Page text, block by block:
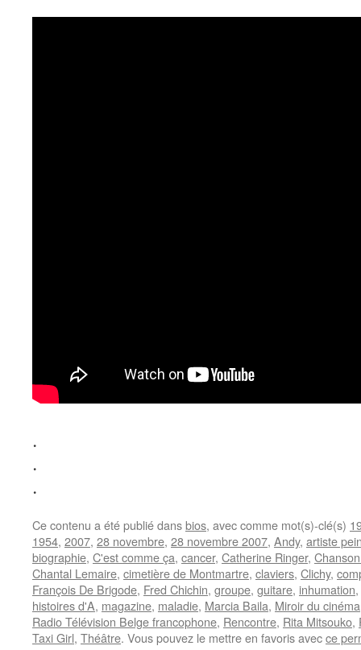
.
.
.
Ce contenu a été publié dansbios, avec comme mot(s)-clé(s)
1954, 2007, 28 novembre, 28 novembre 2007, Andy, artiste
biographie, C'est comme ça, cancer, Catherine Ringer,
Chantal Lemaire, cimetière de Montmartre, claviers, Clichy,
François De Brigode, Fred Chichin, groupe, guitare, inhumation,
histoires d'A, magazine, maladie, Marcia Baila, Miroir du cinéma
Radio Télévision Belge francophone, Rencontre, Rita Mitsouko,
Taxi Girl, Théâtre. Vous pouvez le mettre en favoris avecce